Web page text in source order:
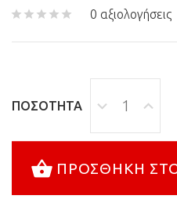
0 αξιολογήσεις
ΠΟΣΌΤΗΤΑ
ΠΡΟΣΘΉΚΗ